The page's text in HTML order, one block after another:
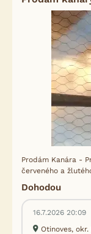
Prodám Kanára -
červeného a
Dohodou
16.7.2026 20:09
Otinoves, okr.